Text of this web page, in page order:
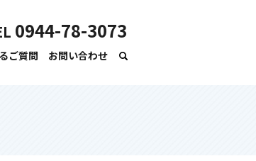
ご質問 お問い合わせ
0944-78-3073